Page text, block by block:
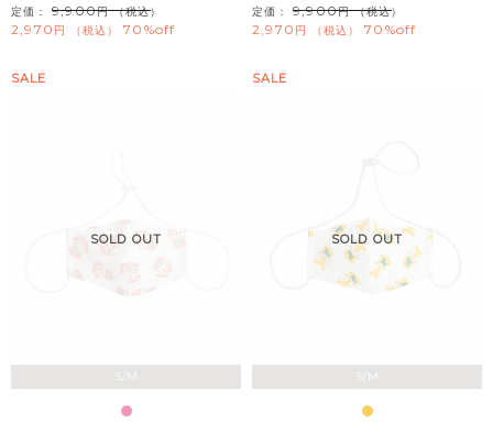
定価： 9,900 （税込）
2,970 税込 70%off
定価： 9,900 （税込）
2,970 税込 70%off
S/M
SOLD OUT
SALE
S/M
SOLD OUT
SALE